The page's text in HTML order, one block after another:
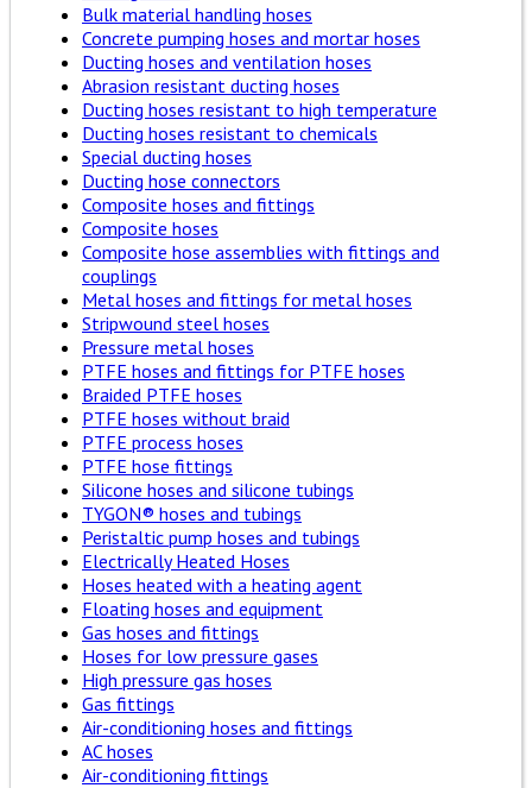
Bulk material handling hoses
Concrete pumping hoses and mortar hoses
Ducting hoses and ventilation hoses
Abrasion resistant ducting hoses
Ducting hoses resistant to high temperature
Ducting hoses resistant to chemicals
Special ducting hoses
Ducting hose connectors
Composite hoses and fittings
Composite hoses
Composite hose assemblies with fittings and
couplings
Metal hoses and fittings for metal hoses
Stripwound steel hoses
Pressure metal hoses
PTFE hoses and fittings for PTFE hoses
Braided PTFE hoses
PTFE hoses without braid
PTFE process hoses
PTFE hose fittings
Silicone hoses and silicone tubings
TYGON® hoses and tubings
Peristaltic pump hoses and tubings
Electrically Heated Hoses
Hoses heated with a heating agent
Floating hoses and equipment
Gas hoses and fittings
Hoses for low pressure gases
High pressure gas hoses
Gas fittings
Air-conditioning hoses and fittings
AC hoses
Air-conditioning fittings